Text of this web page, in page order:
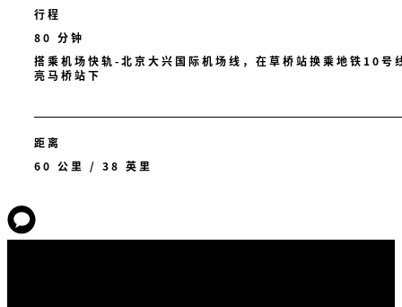
行程
80 分钟
搭乘机场快轨-北京大兴国际机场线，在草桥站换乘地铁10号
亮马桥站下
距离
60 公里 / 38 英里